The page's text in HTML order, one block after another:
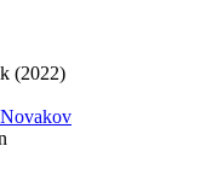
(2022)